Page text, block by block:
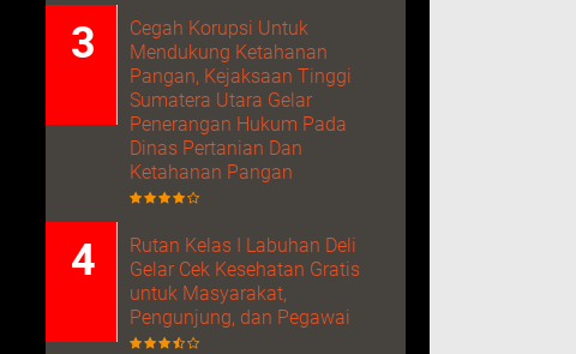
Cegah Korupsi Untuk
Mendukung Ketahanan
Pangan, Kejaksaan Tinggi
Sumatera Utara Gelar
Penerangan Hukum Pada
Dinas Pertanian Dan
Ketahanan Pangan
Rutan Kelas I Labuhan Deli
Gelar Cek Kesehatan Gratis
untuk Masyarakat,
Pengunjung, dan Pegawai